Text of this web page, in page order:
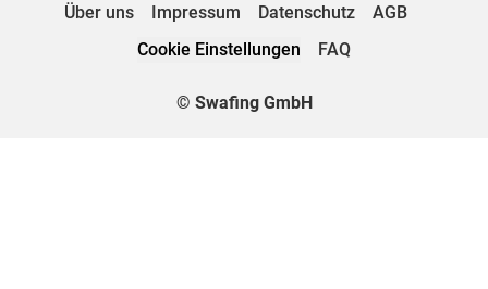
© Swafing GmbH
Über uns Impressum Datenschutz
AGB
Cookie Einstellungen
FAQ